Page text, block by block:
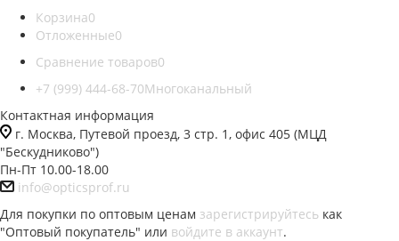
Корзина0
Отложенные0
Сравнение товаров0
+7 (999) 444-68-70Многоканальный
Контактная информация
г. Москва, Путевой проезд, 3 стр. 1, офис 405 (МЦД
"Бескудниково")
Пн-Пт 10.00-18.00
info@opticsprof.ru
Для покупки по оптовым ценам зарегистрируйтесь как
"Оптовый покупатель" или войдите в аккаунт.